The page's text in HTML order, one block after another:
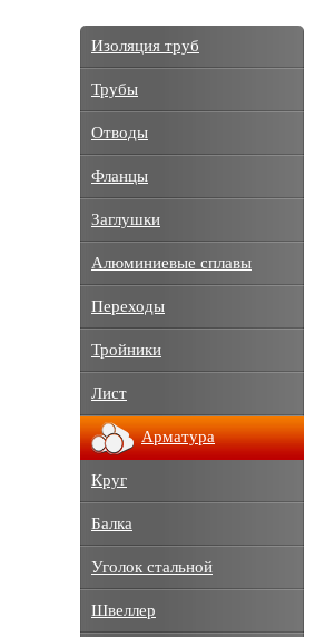
Изоляция труб
Трубы
Отводы
Фланцы
Заглушки
Алюминиевые сплавы
Переходы
Тройники
Лист
Арматура
Круг
Балка
Уголок стальной
Швеллер